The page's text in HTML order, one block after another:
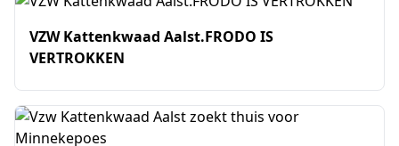
VZW Kattenkwaad Aalst.FRODO IS
VERTROKKEN